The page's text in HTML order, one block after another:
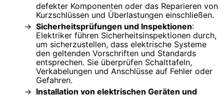
defekter Komponenten oder das Reparieren von
Kurzschlüssen und Überlastungen einschließen.
Sicherheitsprüfungen und Inspektionen:
Elektriker führen Sicherheitsinspektionen durch,
um sicherzustellen, dass elektrische Systeme
den geltenden Vorschriften und Standards
entsprechen. Sie überprüfen Schalttafeln,
Verkabelungen und Anschlüsse auf Fehler oder
Gefahren.
Installation von elektrischen Geräten und